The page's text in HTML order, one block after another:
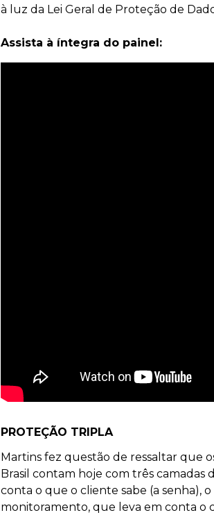
à luz da Lei Geral de Proteção de
Assista à íntegra do painel:
PROTEÇÃO TRIPLA
Martins fez questão de ressaltar que
Brasil contam hoje com três
conta o que o cliente sabe (a senha),
monitoramento, que leva em conta o